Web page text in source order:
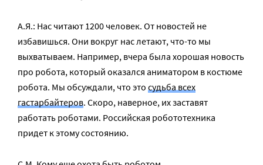
А.Я.: Нас читают 1200 человек. От новостей не
избавишься. Они вокруг нас летают, что-то мы
выхватываем. Например, вчера была хорошая новость
про робота, который оказался аниматором в костюме
робота. Мы обсуждали, что это судьба всех
гастарбайтеров. Скоро, наверное, их заставят
работать роботами. Российская робототехника
придет к этому состоянию.